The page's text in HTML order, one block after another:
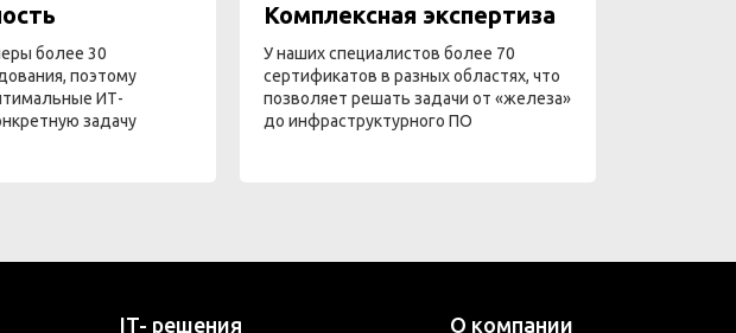
более 30
поэтому
ИТ-
задачу
Комплексная экспертиза
У наших специалистов более 70
сертификатов в разных областях, что
позволяет решать задачи от «железа»
до инфраструктурного ПО
О компании
IT- решения